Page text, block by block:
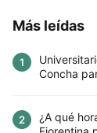
Más leídas
1
Concha
2
¿A qué